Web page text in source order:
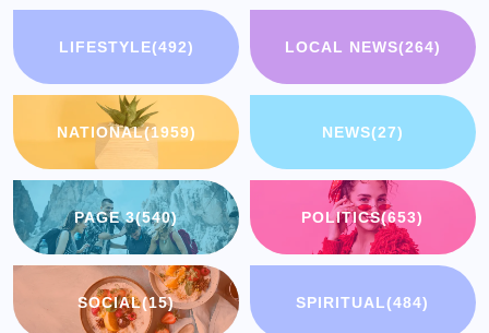
LIFESTYLE(492) LOCAL NEWS(264)
NATIONAL(1959) NEWS(27)
PAGE 3(540) POLITICS(653)
SOCIAL(15) SPIRITUAL(484)